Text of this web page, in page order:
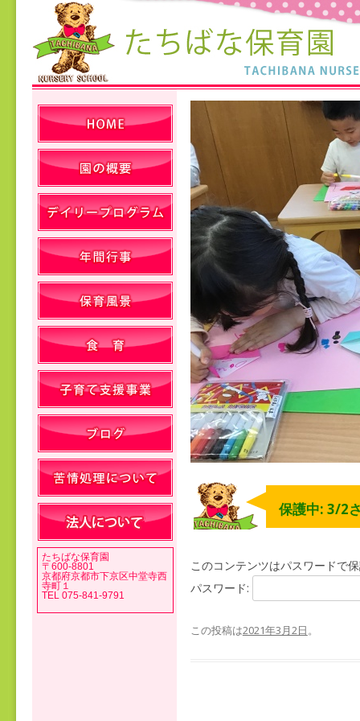
保護中: 3/2
このコンテンツはパスワードで
パスワード:
この投稿は2021年3月2日。
たちばな保育園
〒600-8801
京都府京都市下京区中堂寺西
寺町１
TEL 075-841-9791